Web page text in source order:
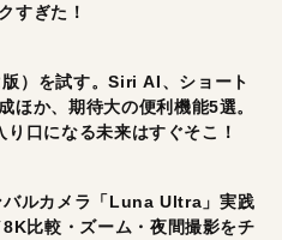
すぎた！
）を試す。Siri AI、ショート
ほか、期待大の便利機能5選。
口になる未来はすぐそこ！
ルカメラ「Luna Ultra」実践
比較・ズーム・夜間撮影をチ